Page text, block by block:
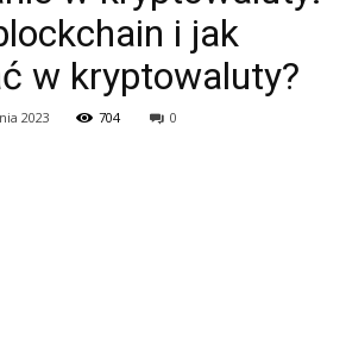
i jak
w kryptowaluty?
2023 704 0